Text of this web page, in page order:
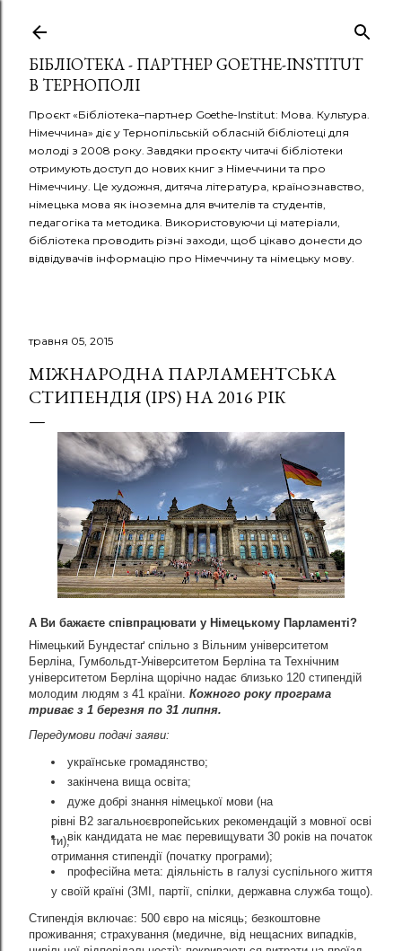
БІБЛІОТЕКА - ПАРТНЕР GOETHE-INSTITUT
В ТЕРНОПОЛІ
Проєкт «Бібліотека–партнер Goethe-Institut: Мова. Культура.
Німеччина» діє у Тернопільській обласній бібліотеці для
молоді з 2008 року. Завдяки проєкту читачі бібліотеки
отримують доступ до нових книг з Німеччини та про
Німеччину. Це художня, дитяча література, країнознавство,
німецька мова як іноземна для вчителів та студентів,
педагогіка та методика. Використовуючи ці матеріали,
бібліотека проводить різні заходи, щоб цікаво донести до
відвідувачів інформацію про Німеччину та німецьку мову.
травня 05, 2015
МІЖНАРОДНА ПАРЛАМЕНТСЬКА
СТИПЕНДІЯ (IPS) НА 2016 РІК
А Ви бажаєте співпрацювати у Німецькому Парламенті?
Німецький Бундестаґ спільно з Вільним університетом
Берліна, Гумбольдт-Університетом Берліна та Технічним
університетом Берліна щорічно надає близько 120 стипендій
молодим людям з 41 країни. Кожного року програма
триває з 1 березня по 31 липня.
Передумови подачі заяви:
українське громадянство;
закінчена вища освіта;
дуже добрі знання німецької мови (на
рівні B2 загальноєвропейських рекомендацій з мовної осві
ти);вік кандидата не має перевищувати 30 років на початок
отримання стипендії (початку програми);
професійна мета: діяльність в галузі суспільного життя
у своїй країні (ЗМІ, партії, спілки, державна служба тощо).
Стипендія включає: 500 євро на місяць; безкоштовне
проживання; страхування (медичне, від нещасних випадків,